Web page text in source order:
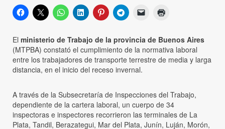
El ministerio de Trabajo de la provincia de Buenos Aires
(MTPBA) constató el cumplimiento de la normativa laboral
entre los trabajadores de transporte terrestre de media y larga
distancia, en el inicio del receso invernal.
A través de la Subsecretaría de Inspecciones del Trabajo,
dependiente de la cartera laboral, un cuerpo de 34
inspectoras e inspectores recorrieron las terminales de La
Plata, Tandil, Berazategui, Mar del Plata, Junín, Luján, Morón,